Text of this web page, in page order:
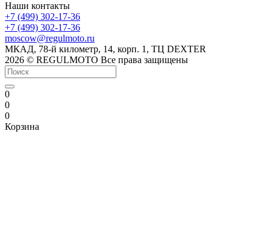
Наши контакты
+7 (499) 302-17-36
+7 (499) 302-17-36
moscow@regulmoto.ru
МКАД, 78-й километр, 14, корп. 1, ТЦ DEXTER
2026 © REGULMOTO Все права защищены
0
0
0
Корзина